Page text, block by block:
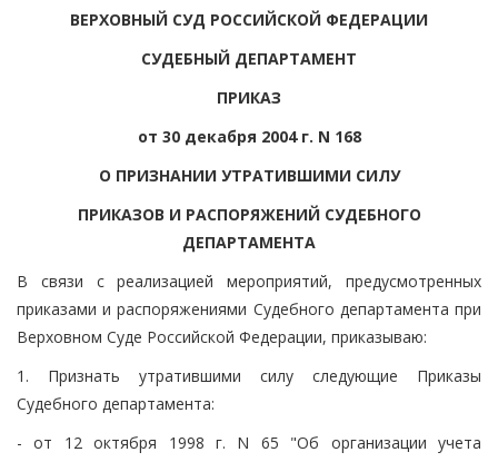
ВЕРХОВНЫЙ СУД РОССИЙСКОЙ ФЕДЕРАЦИИ
СУДЕБНЫЙ ДЕПАРТАМЕНТ
ПРИКАЗ
от 30 декабря 2004 г. N 168
О ПРИЗНАНИИ УТРАТИВШИМИ СИЛУ
ПРИКАЗОВ И РАСПОРЯЖЕНИЙ СУДЕБНОГО
ДЕПАРТАМЕНТА
В связи с реализацией мероприятий, предусмотренных
приказами и распоряжениями Судебного департамента при
Верховном Суде Российской Федерации, приказываю:
1. Признать утратившими силу следующие Приказы
Судебного департамента:
- от 12 октября 1998 г. N 65 "Об организации учета